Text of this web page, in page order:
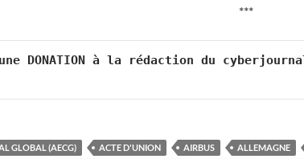
***
DONATION à la rédaction du
GLOBAL (AECG) ACTE D'UNION AIRBUS ALLEMAGNE